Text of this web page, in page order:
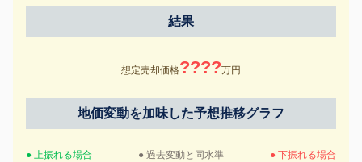
結果
想定売却価格????万円
地価変動を加味した予想推移グラフ
● 上振れる場合 ● 過去変動と同水準 ● 下振れる場合